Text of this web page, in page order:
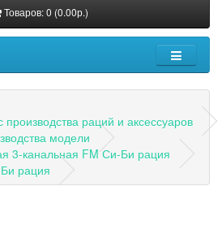
Товаров: 0 (0.00р.)
раций и аксессуаров
модели
3-канальная FM Си-Би рация
рация